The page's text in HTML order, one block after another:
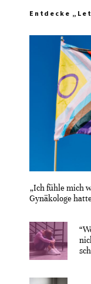
Entdecke
„Ich fühle mich
Gynäkologe